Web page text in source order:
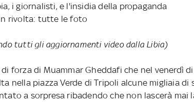
i giornalisti, e l'insidia della propaganda
rivolta: tutte le foto
tutti gli aggiornamenti video dalla Libia)
di forza di Muammar Gheddafi che nel venerdì
nella piazza Verde di Tripoli alcune migliaia
a sorpresa ribadendo che non lascerà mai